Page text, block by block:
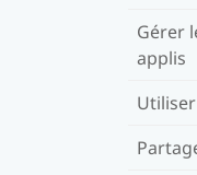
Gérer
applis